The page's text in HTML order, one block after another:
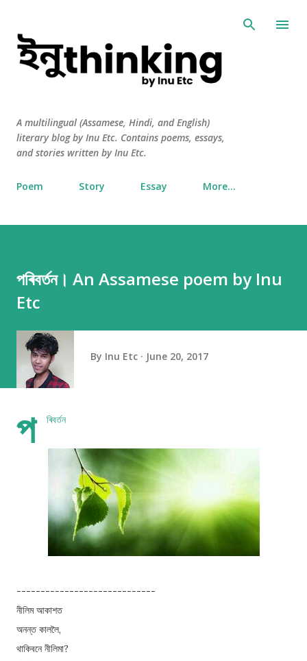
A multilingual (Assamese, Hindi, and English)
literary blog by Inu Etc. Contains poems, essays,
and stories written by Inu Etc.
Poem Story Essay More…
পৰিবর্তন। An Assamese poem by Inu
Etc
By Inu Etc June 20, 2017
প ৰিবর্তন
-----------------------------
নীলিম আকাশত
অনন্ত কাললৈ,
থাকিবনে নীলিমা?